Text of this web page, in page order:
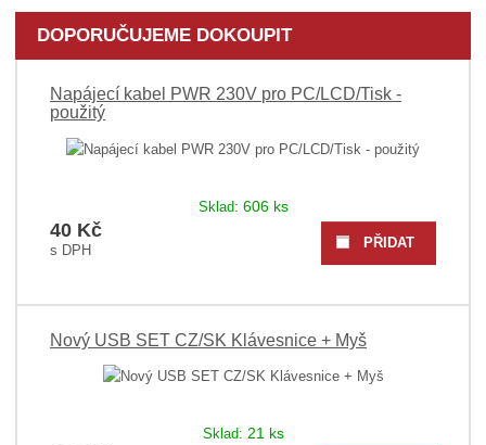
P
DOPORUČUJEME DOKOUPIT
Napájecí kabel PWR 230V pro PC/LCD/Tisk -
použitý
Sklad: 606 ks
40 Kč
PŘIDAT
Nový USB SET CZ/SK Klávesnice + Myš
Sklad: 21 ks